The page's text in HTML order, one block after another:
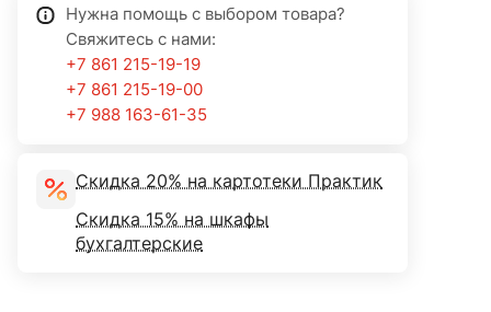
Нужна помощь с выбором товара?
Свяжитесь с нами:
+7 861 215-19-19
+7 861 215-19-00
+7 988 163-61-35
Скидка 20% на картотеки Практик
Скидка 15% на шкафы
бухгалтерские